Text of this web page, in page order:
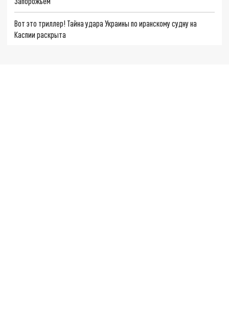
Вот это триллер! Тайна удара Украины по иранскому судну на
Каспии раскрыта